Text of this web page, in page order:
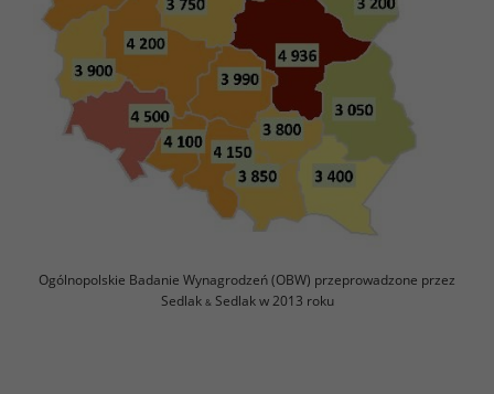
Ogólnopolskie Badanie Wynagrodzeń (OBW) przeprowadzone przez
Sedlak &Sedlak w 2013 roku